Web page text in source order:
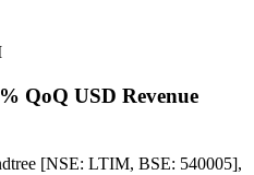
QoQ USD Revenue
[NSE: LTIM, BSE: 540005],